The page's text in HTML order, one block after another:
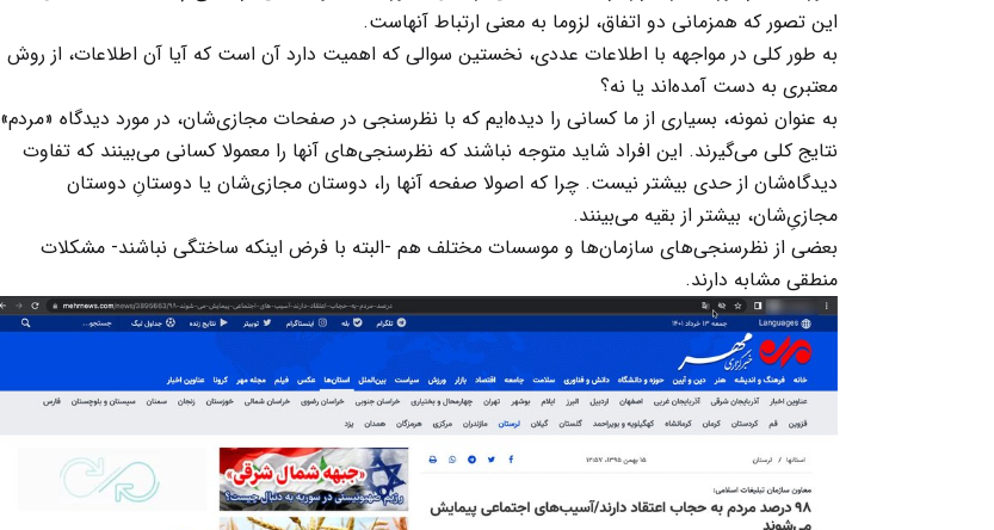
این تصور که همزمانی دو اتفاق، لزوما به معنی ارتباط آنهاست.
به طور کلی در مواجهه با اطلاعات عددی، نخستین سوالی که اهمیت دارد آن است که آیا آن اطلاعات، از روش
معتبری به دست آمده‌اند یا نه؟
به عنوان نمونه، بسیاری از ما کسانی را دیده‌ایم که با نظرسنجی در صفحات مجازی‌شان، در مورد دیدگاه «مردم»
نتایج کلی می‌گیرند. این افراد شاید متوجه نباشند که نظرسنجی‌های آنها را معمولا کسانی می‌بینند که تفاوت
دیدگاه‌شان از حدی بیشتر نیست. چرا که اصولا صفحه آنها را، دوستان مجازی‌شان یا دوستانِ دوستان
مجازی‌ِشان، بیشتر از بقیه می‌بینند.
بعضی از نظرسنجی‌های سازمان‌ها و موسسات مختلف هم -البته با فرض اینکه ساختگی نباشند- مشکلات
منطقی مشابه دارند.